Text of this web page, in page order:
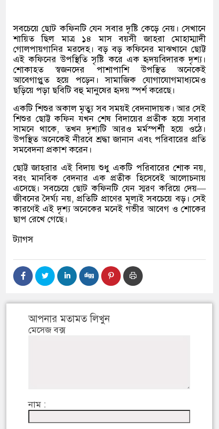
সবচেয়ে ছোট কফিনটি যেন সবার দৃষ্টি কেড়ে নেয়। সেখানে
শায়িত ছিল মাত্র ১৪ মাস বয়সী জাহরা মোহাম্মাদী
গোলপায়গানির মরদেহ। বড় বড় কফিনের মাঝখানে ছোট্ট
এই কফিনের উপস্থিতি সৃষ্টি করে এক হৃদয়বিদারক দৃশ্য।
শোকাহত স্বজনদের পাশাপাশি উপস্থিত অনেকেই
আবেগাপ্লুত হয়ে পড়েন। সামাজিক যোগাযোগমাধ্যমেও
ছড়িয়ে পড়া ছবিটি বহু মানুষের হৃদয় স্পর্শ করেছে।
একটি শিশুর অকাল মৃত্যু সব সময়ই বেদনাদায়ক। আর সেই
শিশুর ছোট্ট কফিন যখন শেষ বিদায়ের প্রতীক হয়ে সবার
সামনে থাকে,তখন দৃশ্যটি আরও মর্মস্পর্শী হয়ে ওঠে।
উপস্থিত অনেকেই নীরবে শ্রদ্ধা জানান এবং পরিবারের প্রতি
সমবেদনা প্রকাশ করেন।
ছোট্ট জাহরার এই বিদায় শুধু একটি পরিবারের শোক নয়,
বরং মানবিক বেদনার এক প্রতীক হিসেবেই আলোচনায়
এসেছে। সবচেয়ে ছোট কফিনটি যেন স্মরণ করিয়ে দেয়—
জীবনের দৈর্ঘ্য নয়,প্রতিটি প্রাণের মূল্যই সবচেয়ে বড়। সেই
কারণেই এই দৃশ্য অনেকের মনেই গভীর আবেগ ও শোকের
ছাপ রেখে গেছে।
ট্যাগস
আপনার মতামত লিখুন
মেসেজ বক্স
নাম :